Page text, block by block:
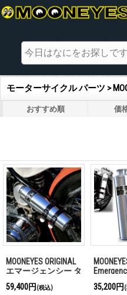
モーターサイクル パーツ >
おすすめ順 価
MOONEYES ORIGINAL
エマージェンシー タ
59,400円 (税込)
ク】
35,200円